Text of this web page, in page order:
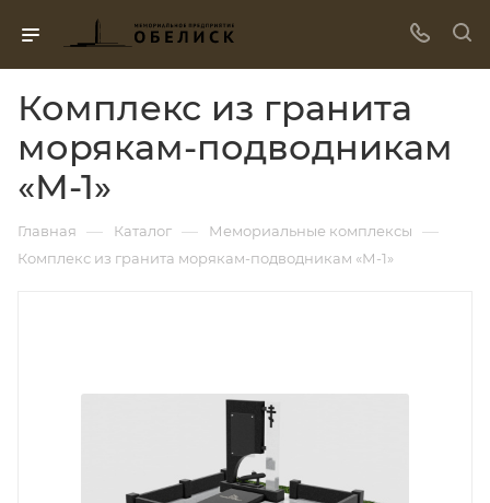
Комплекс из гранита
морякам-подводникам
«М-1»
Главная — Каталог — Мемориальные комплексы —
Комплекс из гранита морякам-подводникам «М-1»